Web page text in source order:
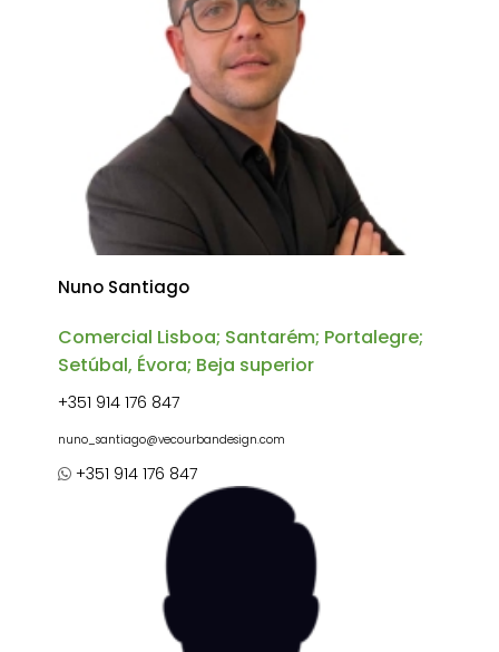
Nuno Santiago
Comercial Lisboa; Santarém; Portalegre;
Setúbal, Évora; Beja superior
+351 914 176 847
nuno_santiago@vecourbandesign.com
+351 914 176 847